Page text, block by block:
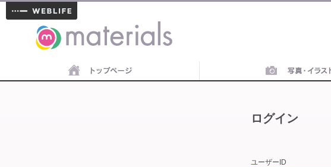
materials
ログイン
ユーザーID